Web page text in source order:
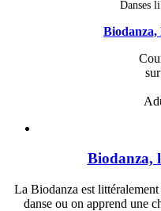
Danses
Biodanza,
Biodanza,
La Biodanza est
danse ou on apprend une